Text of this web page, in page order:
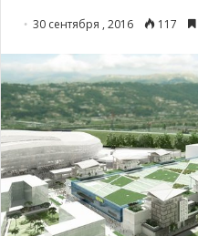
30 сентября , 2016 117